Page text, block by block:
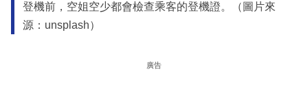
登機前，空姐空少都會檢查乘客的登機證。（圖片來
源：unsplash）
廣告